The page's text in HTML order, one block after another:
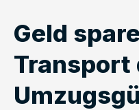
Geld
Transport